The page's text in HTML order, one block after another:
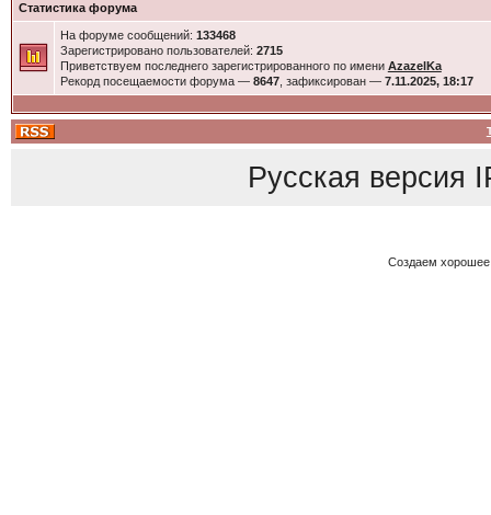
Статистика форума
На форуме сообщений: 133468
Зарегистрировано пользователей: 2715
Приветствуем последнего зарегистрированного по имени AzazelKa
Рекорд посещаемости форума — 8647, зафиксирован — 7.11.2025, 18:17
Русская версия
Создаем